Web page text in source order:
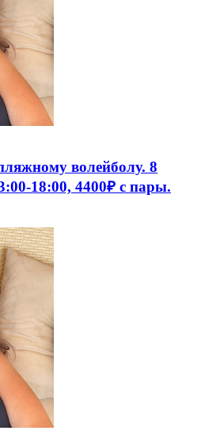
волейболу. 8
18:00, 4400₽ с пары.